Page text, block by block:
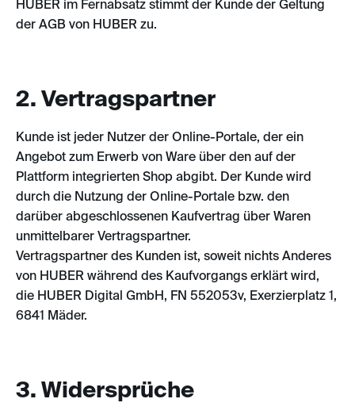
HUBER im Fernabsatz stimmt der Kunde der Geltung
der AGB von HUBER zu.
2. Vertragspartner
Kunde ist jeder Nutzer der Online-Portale, der ein
Angebot zum Erwerb von Ware über den auf der
Plattform integrierten Shop abgibt. Der Kunde wird
durch die Nutzung der Online-Portale bzw. den
darüber abgeschlossenen Kaufvertrag über Waren
unmittelbarer Vertragspartner.
Vertragspartner des Kunden ist, soweit nichts Anderes
von HUBER während des Kaufvorgangs erklärt wird,
die HUBER Digital GmbH, FN 552053v, Exerzierplatz 1,
6841 Mäder.
3. Widersprüche